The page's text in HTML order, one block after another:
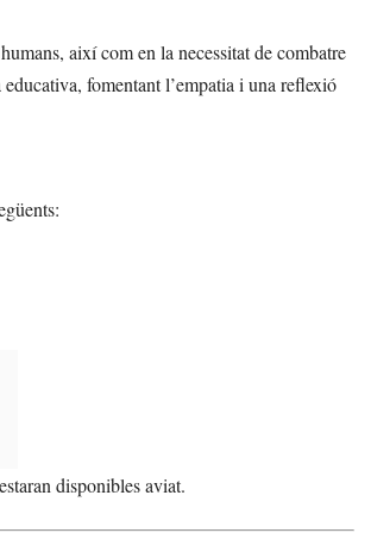
així com en la necessitat de combatre
fomentant l’empatia i una reflexió
disponibles aviat.